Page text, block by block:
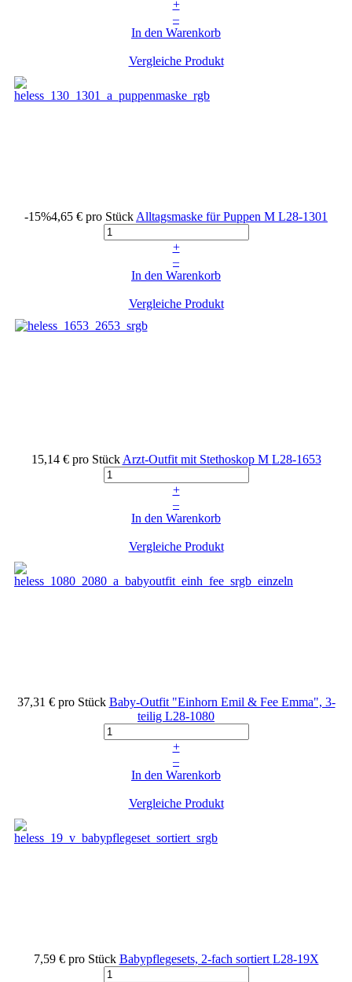
+
–
In den Warenkorb
Vergleiche Produkt
-15%4,65 € pro StückAlltagsmaske für Puppen M L28-1301
+
–
In den Warenkorb
Vergleiche Produkt
15,14 € pro Stück Arzt-Outfit mit Stethoskop M L28-1653
+
–
In den Warenkorb
Vergleiche Produkt
37,31 € pro Stück Baby-Outfit "Einhorn Emil & Fee Emma", 3-
teilig L28-1080
+
–
In den Warenkorb
Vergleiche Produkt
7,59 € pro Stück Babypflegesets, 2-fach sortiertL28-19X